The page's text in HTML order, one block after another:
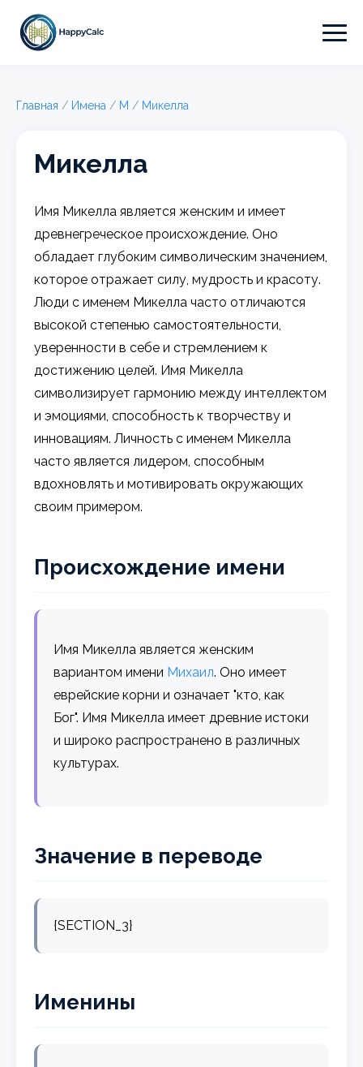
Главная / Имена / М / Микелла
Микелла
Имя Микелла является женским и имеет
древнегреческое происхождение. Оно
обладает глубоким символическим значением,
которое отражает силу, мудрость и красоту.
Люди с именем Микелла часто отличаются
высокой степенью самостоятельности,
уверенности в себе и стремлением к
достижению целей. Имя Микелла
символизирует гармонию между интеллектом
и эмоциями, способность к творчеству и
инновациям. Личность с именем Микелла
часто является лидером, способным
вдохновлять и мотивировать окружающих
своим примером.
Происхождение имени
Имя Микелла является женским
вариантом имени Михаил. Оно имеет
еврейские корни и означает "кто, как
Бог". Имя Микелла имеет древние истоки
и широко распространено в различных
культурах.
Значение в переводе
{SECTION_3}
Именины